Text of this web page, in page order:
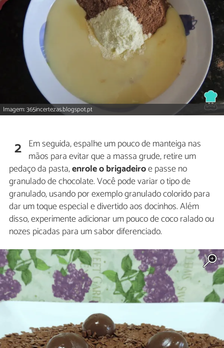
Imagem: 365incertezas.blogspot.pt
2 Em seguida, espalhe um pouco de manteiga nas
mãos para evitar que a massa grude, retire um
pedaço da pasta,enrole o brigadeiroe passe no
granulado de chocolate. Você pode variar o tipo de
granulado, usando por exemplo granulado colorido para
dar um toque especial e divertido aos docinhos. Além
disso, experimente adicionar um pouco de coco ralado ou
nozes picadas para um sabor diferenciado.